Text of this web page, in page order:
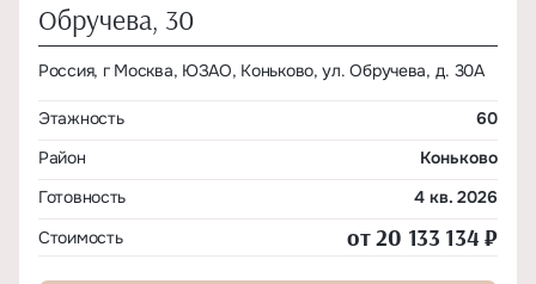
Обручева, 30
Россия, г Москва, ЮЗАО, Коньково, ул. Обручева, д. 30А
Этажность
60
Район
Коньково
Готовность
4 кв. 2026
Стоимость
от 20 133 134 ₽